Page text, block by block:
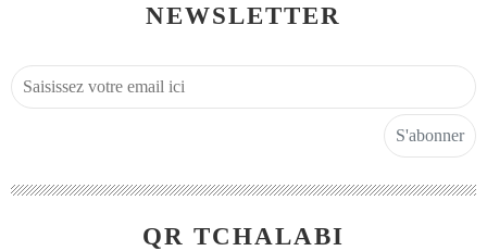
NEWSLETTER
QR TCHALABI